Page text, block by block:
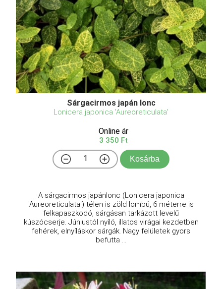
Sárgacirmos japán lonc
Lonicera japonica 'Aureoreticulata'
Online ár
3 350 Ft
Kosárba
A sárgacirmos japánlonc (Lonicera japonica
'Aureoreticulata') télen is zöld lombú, 6 méterre is
felkapaszkodó, sárgásan tarkázott levelű
kúszócserje. Júniustól nyíló, illatos virágai kezdetben
fehérek, elnyíláskor sárgák. Nagy felületek gyors
befutta ...